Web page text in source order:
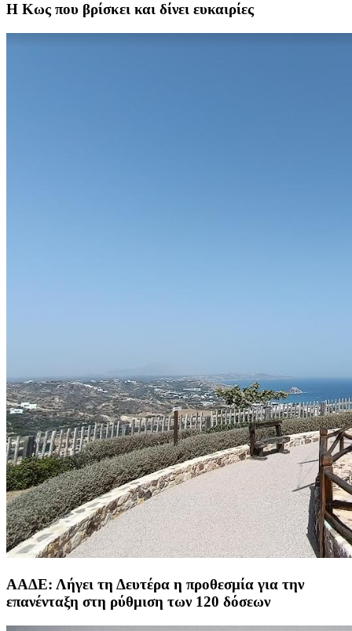
Η Κως που βρίσκει και δίνει ευκαιρίες
ΑΑΔΕ: Λήγει τη Δευτέρα η προθεσμία για την
επανένταξη στη ρύθμιση των 120 δόσεων